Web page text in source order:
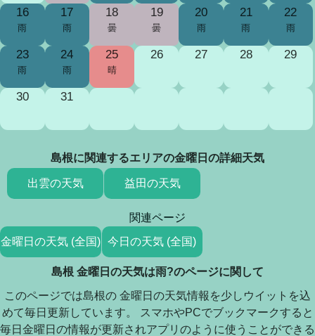
16
雨
17
雨
18
曇
19
曇
20
雨
21
雨
22
雨
23
雨
24
雨
25
晴
26 27 28 29
30 31
島根に関連するエリアの金曜日の詳細天気
出雲の天気 益田の天気
関連ページ
金曜日の天気 (全国) 今日の天気 (全国)
島根 金曜日の天気は雨?のページに関して
このページでは島根の 金曜日の天気情報を少しウイットを込
めて毎日更新しています。 スマホやPCでブックマークすると
毎日金曜日の情報が更新されアプリのように使うことができる